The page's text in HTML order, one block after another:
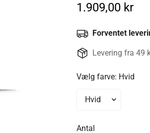
Normal
1.909,00 kr
Forventet
Levering fra 49
Vælg farve: Hvid
Antal